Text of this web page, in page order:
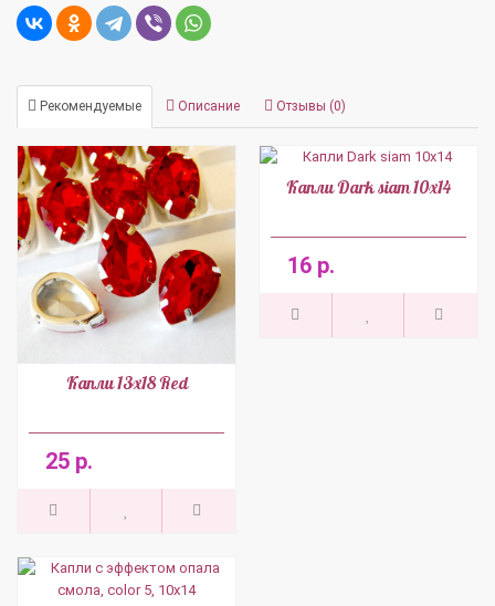
Рекомендуемые Описание Отзывы (0)
Капли 13x18 Red
25 р.
Капли Dark siam 10x14
16 р.